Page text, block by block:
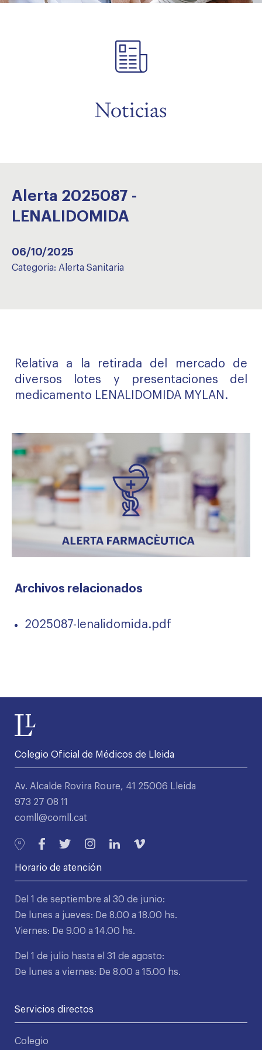
Noticias
Alerta 2025087 -
LENALIDOMIDA
06/10/2025
Categoria: Alerta Sanitaria
Archivos relacionados
2025087-lenalidomida.pdf
Relativa a la retirada del mercado de
diversos lotes y presentaciones del
medicamento LENALIDOMIDA MYLAN.
Colegio Oficial de Médicos de Lleida
Av. Alcalde Rovira Roure, 41 25006 Lleida
973 27 08 11
comll@comll.cat
Horario de atención
Del 1 de septiembre al 30 de junio:
De lunes a jueves: De 8.00 a 18.00 hs.
Viernes: De 9.00 a 14.00 hs.
Del 1 de julio hasta el 31 de agosto:
De lunes a viernes: De 8.00 a 15.00 hs.
Servicios directos
Colegio